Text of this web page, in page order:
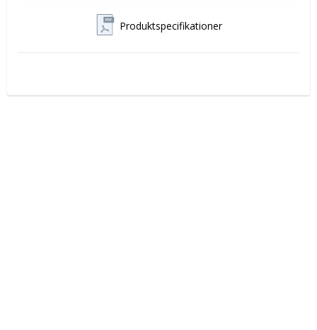
Varje refill innehåller 35 plåster (21 st 72x19mm och 14 st
72x25mm) 6 refiller/askProduktspecifikationer